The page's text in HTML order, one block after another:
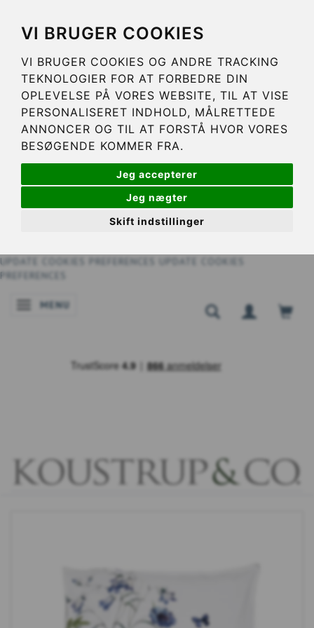
VI BRUGER COOKIES
VI BRUGER COOKIES OG ANDRE TRACKING
TEKNOLOGIER FOR AT FORBEDRE DIN
OPLEVELSE PÅ VORES WEBSITE, TIL AT VISE
PERSONALISERET INDHOLD, MÅLRETTEDE
ANNONCER OG TIL AT FORSTÅ HVOR VORES
BESØGENDE KOMMER FRA.
Jeg accepterer
Jeg nægter
Skift indstillinger
UPDATE COOKIES PREFERENCES
UPDATE COOKIES
PREFERENCES
SKIFTE NAVIGATION
MENU